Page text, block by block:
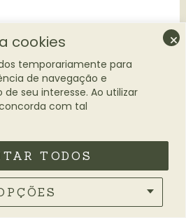
cookies
temporariamente para
de navegação e
seu interesse. Ao utilizar
com tal
TODOS
a lingua dos gatos